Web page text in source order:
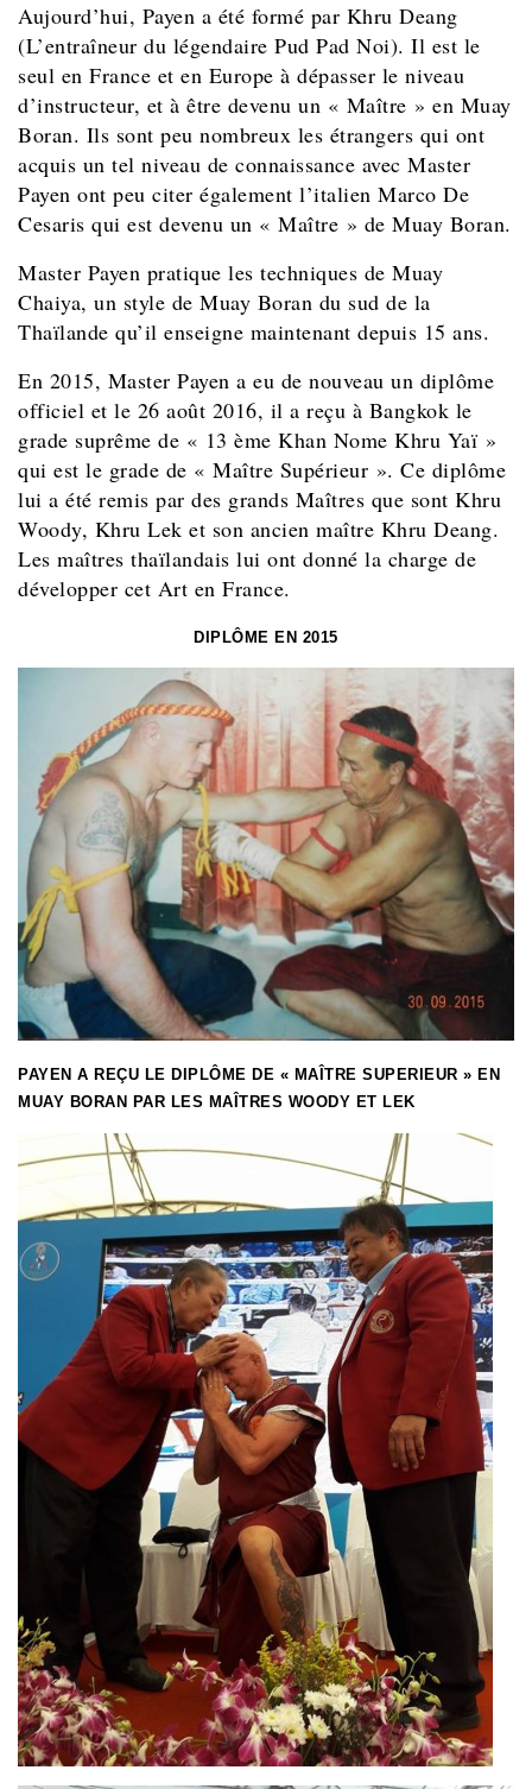
Aujourd’hui, Payen a été formé par Khru Deang
(L’entraîneur du légendaire Pud Pad Noi). Il est le
seul en France et en Europe à dépasser le niveau
d’instructeur, et à être devenu un « Maître » en Muay
Boran. Ils sont peu nombreux les étrangers qui ont
acquis un tel niveau de connaissance avec Master
Payen ont peu citer également l’italien Marco De
Cesaris qui est devenu un « Maître » de Muay Boran.
Master Payen pratique les techniques de Muay
Chaiya, un style de Muay Boran du sud de la
Thaïlande qu’il enseigne maintenant depuis 15 ans.
En 2015, Master Payen a eu de nouveau un diplôme
officiel et le 26 août 2016, il a reçu à Bangkok le
grade suprême de « 13 ème Khan Nome Khru Yaï »
qui est le grade de « Maître Supérieur ». Ce diplôme
lui a été remis par des grands Maîtres que sont Khru
Woody, Khru Lek et son ancien maître Khru Deang.
Les maîtres thaïlandais lui ont donné la charge de
développer cet Art en France.
DIPLÔME EN 2015
PAYEN A REÇU LE DIPLÔME DE « MAÎTRE SUPERIEUR » EN
MUAY BORAN PAR LES MAÎTRES WOODY ET LEK